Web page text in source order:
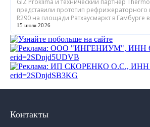
GIZ Proklima и технический партнер
представили прототип рефрижераторного
R290 на площади Ратхаусмаркт в Гамбурге
Sustainability Week. Систем...
15 июля 2026
Контакты